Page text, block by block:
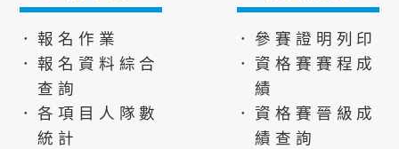
．報名作業
．報名資料綜合
查詢
．各項目人隊數
統計
．參賽證明列印
．資格賽賽程成
績
．資格賽晉級成
績查詢